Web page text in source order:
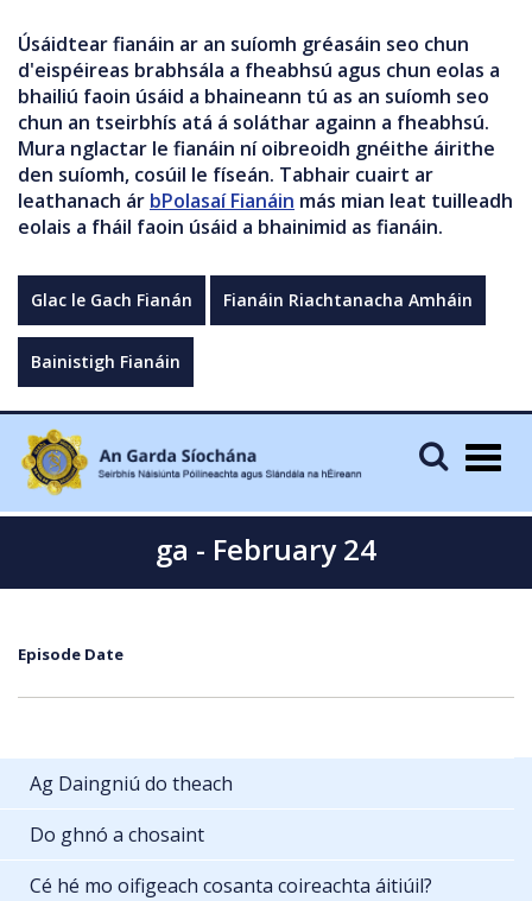
Úsáidtear fianáin ar an suíomh gréasáin seo chun
d'eispéireas brabhsála a fheabhsú agus chun eolas a
bhailiú faoin úsáid a bhaineann tú as an suíomh seo
chun an tseirbhís atá á soláthar againn a fheabhsú.
Mura nglactar le fianáin ní oibreoidh gnéithe áirithe
den suíomh, cosúil le físeán. Tabhair cuairt ar
leathanach ár bPolasaí Fianáin más mian leat tuilleadh
eolais a fháil faoin úsáid a bhainimid as fianáin.
Glac le Gach Fianán Fianáin Riachtanacha Amháin
Bainistigh Fianáin
ga - February 24
Episode Date
Ag Daingniú do theach
Do ghnó a chosaint
Cé hé mo oifigeach cosanta coireachta áitiúil?